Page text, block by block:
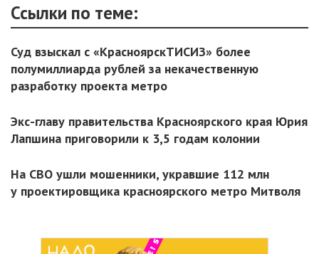
Ссылки по теме:
Суд взыскал с «КрасноярскТИСИЗ» более
полумиллиарда рублей за некачественную
разработку проекта метро
Экс-главу правительства Красноярского края Юрия
Лапшина приговорили к 3,5 годам колонии
На СВО ушли мошенники, укравшие 112 млн
у проектировщика красноярского метро Митволя